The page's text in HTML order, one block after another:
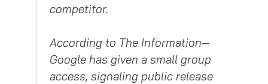
competitor.
According to The Information—
Google has given a small group
access, signaling public release